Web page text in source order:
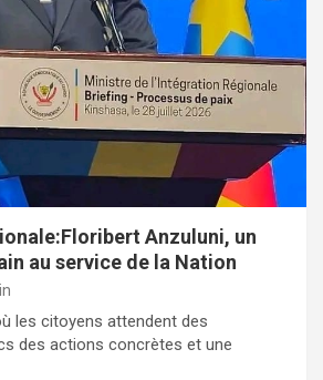
Anzuluni, un
au service de la Nation
les citoyens attendent des
des actions concrètes et une